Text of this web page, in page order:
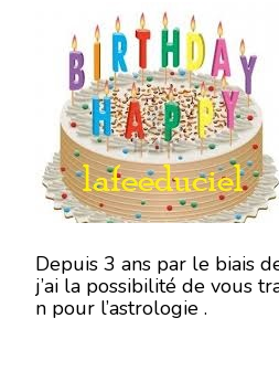
DU
SITE
Depuis 3 ans par le biais
j’ai la possibilité de vous
n pour l’astrologie .